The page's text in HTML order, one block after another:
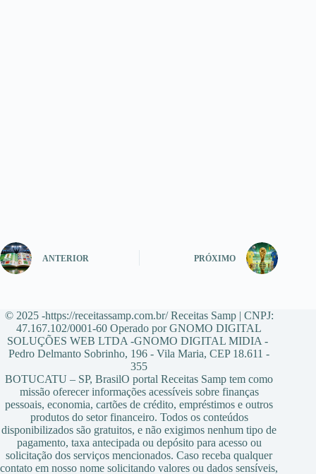
ANTERIOR PRÓXIMO
© 2025 -https://receitassamp.com.br/ Receitas Samp | CNPJ:
47.167.102/0001-60 Operado por GNOMO DIGITAL
SOLUÇÕES WEB LTDA -GNOMO DIGITAL MIDIA -
Pedro Delmanto Sobrinho, 196 - Vila Maria, CEP 18.611 -
355
BOTUCATU – SP, BrasilO portal Receitas Samp tem como
missão oferecer informações acessíveis sobre finanças
pessoais, economia, cartões de crédito, empréstimos e outros
produtos do setor financeiro. Todos os conteúdos
disponibilizados são gratuitos, e não exigimos nenhum tipo de
pagamento, taxa antecipada ou depósito para acesso ou
solicitação dos serviços mencionados. Caso receba qualquer
contato em nosso nome solicitando valores ou dados sensíveis,